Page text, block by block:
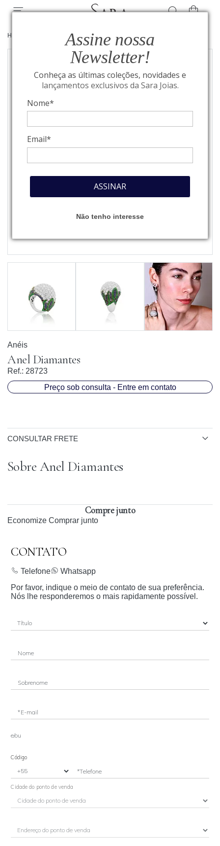
Assine nossa
Newsletter!
Conheça as últimas coleções, novidades e
lançamentos exclusivos da Sara Joias.
Nome*
Email*
ASSINAR
Não tenho interesse
HOME ALTA JOALHERIA/ANÉIS
Anéis
Anel Diamantes
Ref.: 28723
Preço sob consulta - Entre em contato
CONSULTAR FRETE
Sobre Anel Diamantes
Compre junto
Economize Comprar junto
CONTATO
Telefone
Whatsapp
Por favor, indique o meio de contato de sua preferência.
Nós lhe responderemos o mais rapidamente possível.
Nome
Sobrenome
*E-mail
e/ou
Código
*Telefone
Cidade do ponto de venda